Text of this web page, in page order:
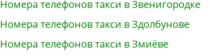
Номера телефонов такси в Звенигородке
Номера телефонов такси в Здолбунове
Номера телефонов такси в Змиёве